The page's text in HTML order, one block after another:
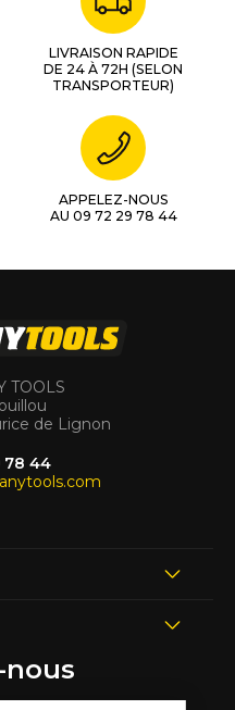
LIVRAISON RAPIDE
DE 24 À 72H (SELON
TRANSPORTEUR)
APPELEZ-NOUS
AU 09 72 29 78 44
TOOLS
de Lignon
78 44
nous